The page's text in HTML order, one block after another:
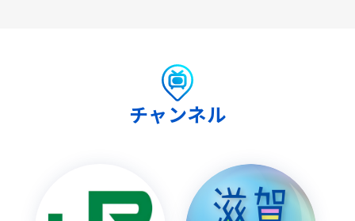
チャンネル